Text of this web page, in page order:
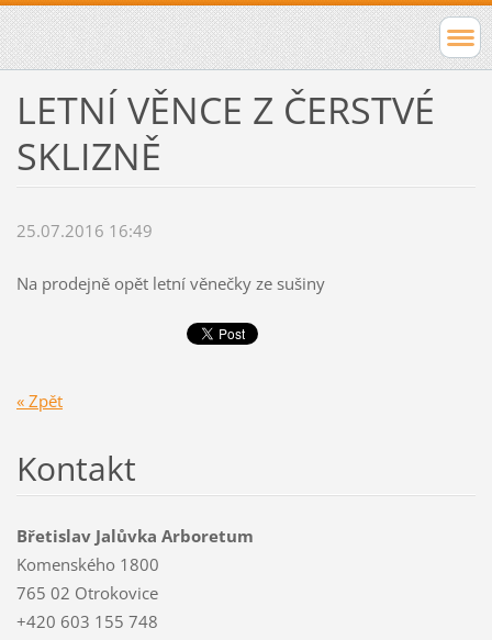
LETNÍ VĚNCE Z ČERSTVÉ
SKLIZNĚ
25.07.2016 16:49
Na prodejně opět letní věnečky ze sušiny
« Zpět
Kontakt
Břetislav Jalůvka Arboretum
Komenského 1800
765 02 Otrokovice
+420 603 155 748